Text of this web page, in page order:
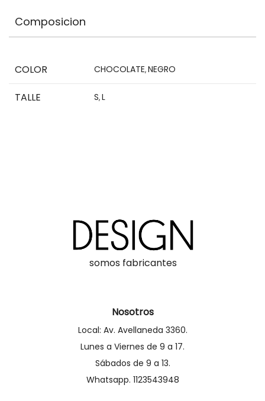
Composicion
COLOR CHOCOLATE,NEGRO
TALLE S,L
somos fabricantes
Nosotros
Local: Av. Avellaneda 3360.
Lunes a Viernes de 9 a 17.
Sábados de 9 a 13.
Whatsapp. 1123543948